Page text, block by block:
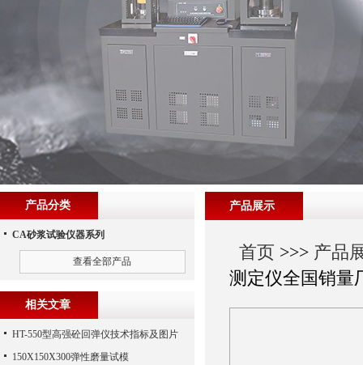
产品展示
首页 >>> 产品
测定仪全国销量
产品分类
CA砂浆试验仪器系列
查看全部产品
相关文章
HT-550型高强砼回弹仪技术指标及图片
150X150X300弹性磨量试模